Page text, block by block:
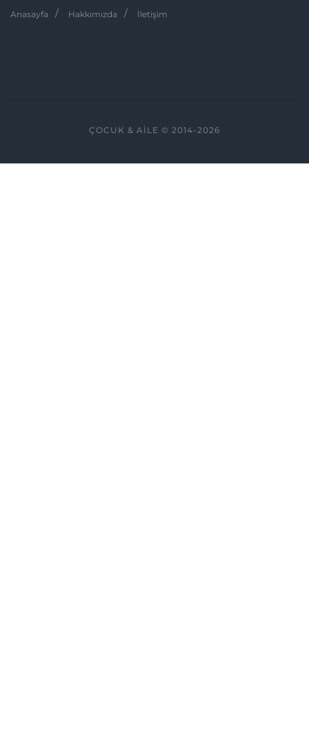
Anasayfa Hakkımızda İletişim
ÇOCUK & AILE © 2014-2026